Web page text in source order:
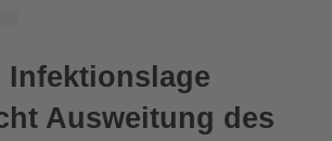
Infektionslage
Ausweitung des